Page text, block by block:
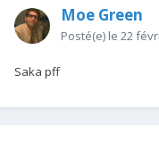
Moe Green
Posté(e) le 22
Saka pff